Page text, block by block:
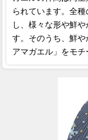
られています。全
し、様々な形や鮮
す。そのうち、鮮
アマガエル」をモチ